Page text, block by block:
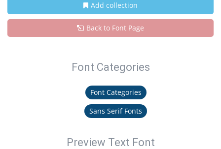
Add collection
Back to Font Page
Font Categories
Font Categories
Sans Serif Fonts
Preview Text Font